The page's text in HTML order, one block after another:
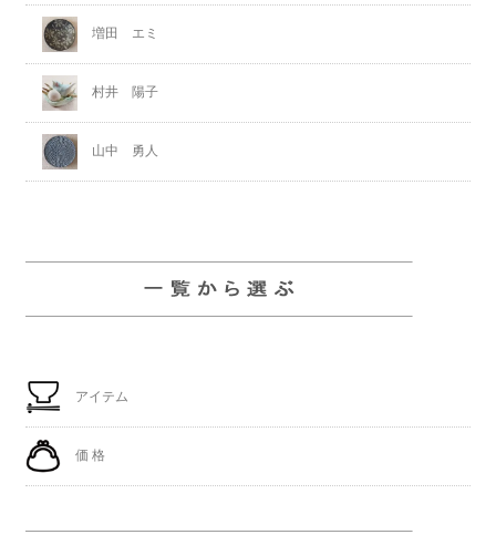
増田 エミ
村井 陽子
山中 勇人
アイテム
価 格